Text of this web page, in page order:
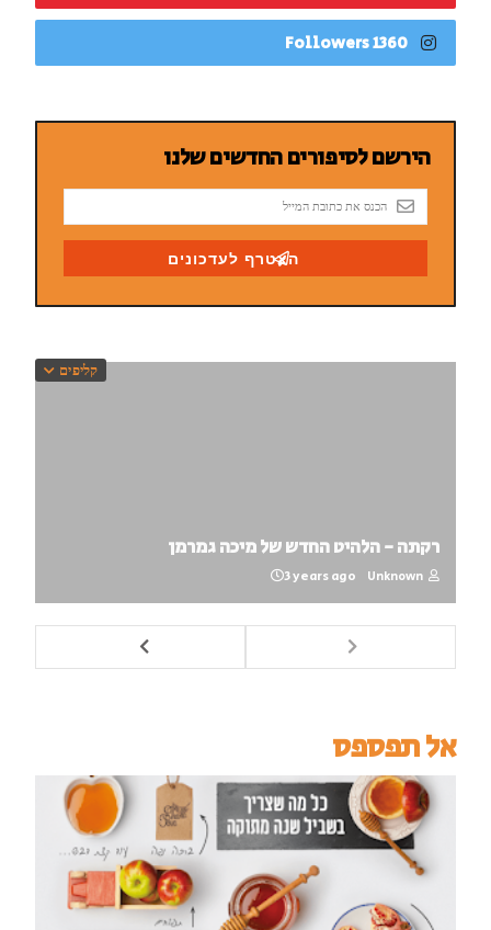
1360 Followers
קליפים
רקתה - הלהיט החדש של מיכה גמרמן
Unknown
3 years ago
אל תפספס